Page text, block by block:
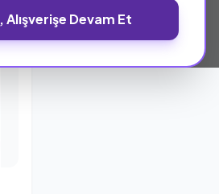
Alışverişe Devam Et